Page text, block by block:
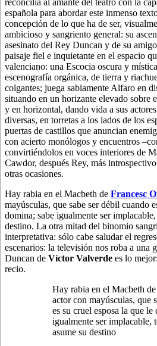
española para abordar este inmenso
concepción de lo que ha de ser,
ambicioso y sangriento general: su
asesinato del Rey Duncan y de su
paisaje fiel e inquietante en el espacio
valenciano: una Escocia oscura y
escenografía orgánica, de tierra y
colgantes; juega sabiamente Alfaro en
situando en un horizante elevado sobre
y en horizontal, dando vida a sus
diversas, en torretas a los lados de los
puertas de castillos que anuncian
con acierto monólogos y encuentros
convirtiéndolos en voces interiores de
Cawdor, después Rey, más
otras ocasiones.
Hay rabia en el Macbeth de Francesc
mayúsculas, que sabe ser débil cuando
domina; sabe igualmente ser
destino. La otra mitad del binomio
interpretativa: sólo cabe saludar el
escenarios: la televisión nos roba a una
Duncan de Víctor Valverde es lo
recio.
Hay rabia en el Macbeth
actor con mayúsculas, que
es su cruel esposa la que le
igualmente ser implacable,
asume su destino